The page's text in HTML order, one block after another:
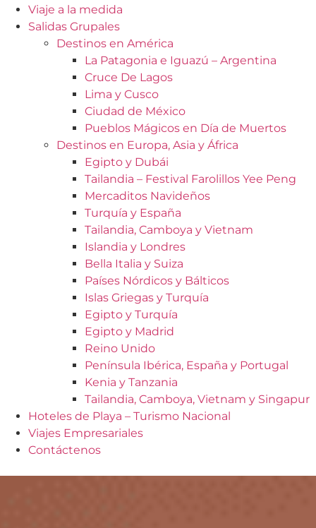
Viaje a la medida
Salidas Grupales
Destinos en América
La Patagonia e Iguazú – Argentina
Cruce De Lagos
Lima y Cusco
Ciudad de México
Pueblos Mágicos en Día de Muertos
Destinos en Europa, Asia y África
Egipto y Dubái
Tailandia – Festival Farolillos Yee Peng
Mercaditos Navideños
Turquía y España
Tailandia, Camboya y Vietnam
Islandia y Londres
Bella Italia y Suiza
Países Nórdicos y Bálticos
Islas Griegas y Turquía
Egipto y Turquía
Egipto y Madrid
Reino Unido
Península Ibérica, España y Portugal
Kenia y Tanzania
Tailandia, Camboya, Vietnam y Singapur
Hoteles de Playa – Turismo Nacional
Viajes Empresariales
Contáctenos